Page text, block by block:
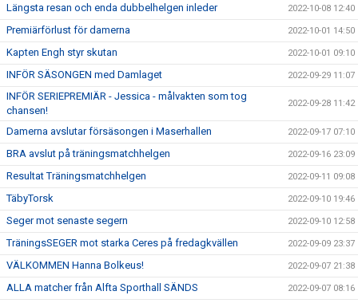
Längsta resan och enda dubbelhelgen inleder 2022-10-08 12:40
Premiärförlust för damerna 2022-10-01 14:50
Kapten Engh styr skutan 2022-10-01 09:10
INFÖR SÄSONGEN med Damlaget 2022-09-29 11:07
INFÖR SERIEPREMIÄR - Jessica - målvakten som tog
chansen!
2022-09-28 11:42
Damerna avslutar försäsongen i Maserhallen 2022-09-17 07:10
BRA avslut på träningsmatchhelgen 2022-09-16 23:09
Resultat Träningsmatchhelgen 2022-09-11 09:08
TäbyTorsk 2022-09-10 19:46
Seger mot senaste segern 2022-09-10 12:58
TräningsSEGER mot starka Ceres på fredagkvällen 2022-09-09 23:37
VÄLKOMMEN Hanna Bolkeus! 2022-09-07 21:38
ALLA matcher från Alfta Sporthall SÄNDS 2022-09-07 08:16